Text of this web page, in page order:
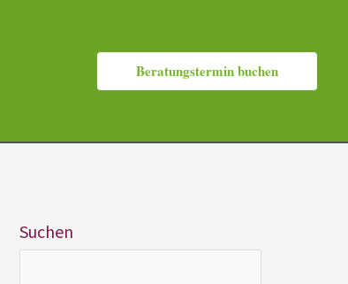
Beratungstermin buchen
Suchen